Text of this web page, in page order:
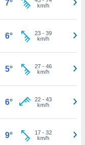
7°
km/h
6° 23- 39
km/h
5° 27- 46
km/h
6° 22- 43
km/h
9° 17- 32
km/h